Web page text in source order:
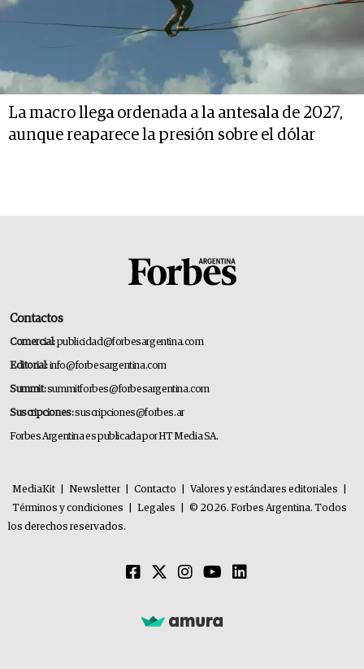
La macro llega ordenada a la antesala de 2027,
aunque reaparece la presión sobre el dólar
Contactos
Comercial:publicidad@forbesargentina.com
Editorial:info@forbesargentina.com
Summit:summitforbes@forbesargentina.com
Suscripciones:suscripciones@forbes.ar
Forbes Argentina es publicada por HT Media SA.
MediaKit Newsletter Contacto Valores y estándares editoriales
Términos y condiciones
Legales
© 2026. Forbes Argentina. Todos
los derechos reservados.